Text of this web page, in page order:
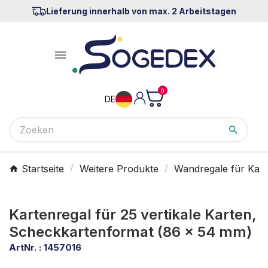
Lieferung innerhalb von max. 2 Arbeitstagen

DE
0
Startseite Weitere Produkte Wandregale für
Kartenregal für 25 vertikale Karten,
Scheckkartenformat (86 x 54 mm)
ArtNr. : 1457016